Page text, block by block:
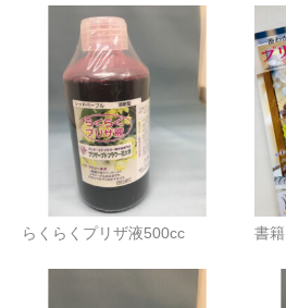
らくらくプリザ液500cc 書籍